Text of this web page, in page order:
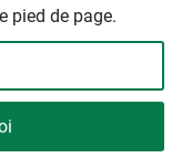
pied de page.